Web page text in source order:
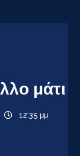
μάτι
12:35 μμ